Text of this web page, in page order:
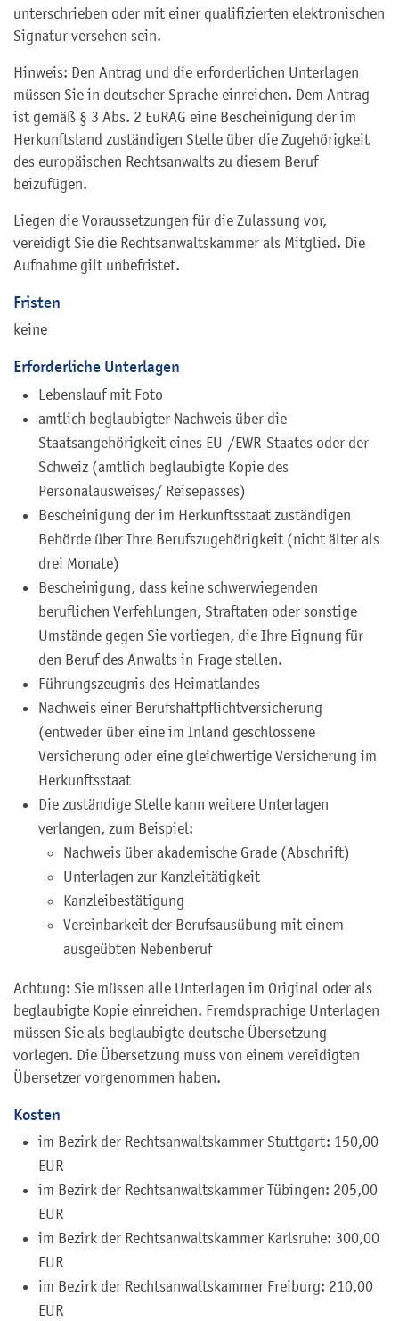
unterschrieben oder mit einer qualifizierten elektronischen
Signatur versehen sein.
Hinweis: Den Antrag und die erforderlichen Unterlagen
müssen Sie in deutscher Sprache einreichen. Dem Antrag
ist gemäß § 3 Abs. 2 EuRAG eine Bescheinigung der im
Herkunftsland zuständigen Stelle über die Zugehörigkeit
des europäischen Rechtsanwalts zu diesem Beruf
beizufügen.
Liegen die Voraussetzungen für die Zulassung vor,
vereidigt Sie die Rechtsanwaltskammer als Mitglied. Die
Aufnahme gilt unbefristet.
Fristen
keine
Erforderliche Unterlagen
Lebenslauf mit Foto
amtlich beglaubigter Nachweis über die
Staatsangehörigkeit eines EU-/EWR-Staates oder der
Schweiz (amtlich beglaubigte Kopie des
Personalausweises/ Reisepasses)
Bescheinigung der im Herkunftsstaat zuständigen
Behörde über Ihre Berufszugehörigkeit (nicht älter als
drei Monate)
Bescheinigung, dass keine schwerwiegenden
beruflichen Verfehlungen, Straftaten oder sonstige
Umstände gegen Sie vorliegen, die Ihre Eignung für
den Beruf des Anwalts in Frage stellen.
Führungszeugnis des Heimatlandes
Nachweis einer Berufshaftpflichtversicherung
(entweder über eine im Inland geschlossene
Versicherung oder eine gleichwertige Versicherung im
Herkunftsstaat
Die zuständige Stelle kann weitere Unterlagen
verlangen, zum Beispiel:
Nachweis über akademische Grade (Abschrift)
Unterlagen zur Kanzleitätigkeit
Kanzleibestätigung
Vereinbarkeit der Berufsausübung mit einem
ausgeübten Nebenberuf
Achtung: Sie müssen alle Unterlagen im Original oder als
beglaubigte Kopie einreichen. Fremdsprachige Unterlagen
müssen Sie als beglaubigte deutsche Übersetzung
vorlegen. Die Übersetzung muss von einem vereidigten
Übersetzer vorgenommen haben.
Kosten
im Bezirk der Rechtsanwaltskammer Stuttgart: 150,00
EUR
im Bezirk der Rechtsanwaltskammer Tübingen: 205,00
EUR
im Bezirk der Rechtsanwaltskammer Karlsruhe: 300,00
EUR
im Bezirk der Rechtsanwaltskammer Freiburg: 210,00
EUR